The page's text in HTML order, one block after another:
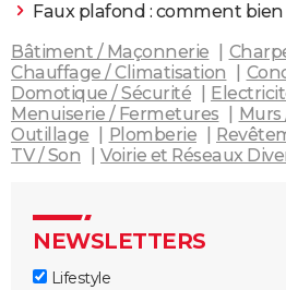
Faux plafond : comment
Bâtiment / Maçonnerie
Chauffage / Climatisation
Domotique / Sécurité
Menuiserie / Fermetures
Outillage
Plomberie
TV / Son
Voirie et Réseaux
NEWSLETTERS
Lifestyle